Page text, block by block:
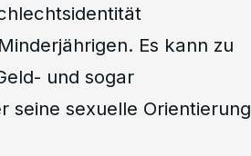
Es kann zu
und sogar
seine sexuelle Orientierung